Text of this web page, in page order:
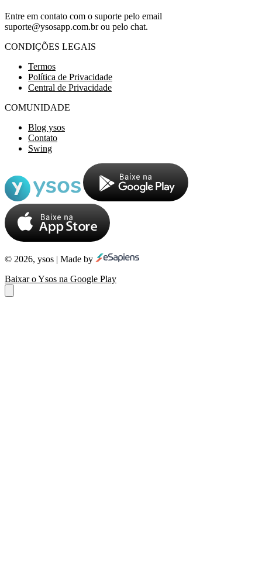
Entre em contato com o suporte pelo email
suporte@ysosapp.com.brou pelo chat.
CONDIÇÕES LEGAIS
Termos
Política de Privacidade
Central de Privacidade
COMUNIDADE
Blog ysos
Contato
Swing
© 2026, ysos | Made by
Baixar o Ysos na Google Play